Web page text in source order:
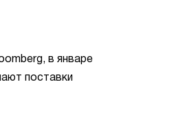
в январе
поставки